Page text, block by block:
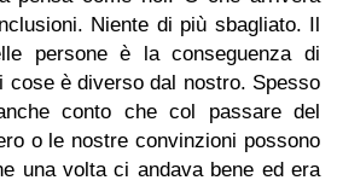
Niente di più sbagliato. Il
persone è la conseguenza di
cose è diverso dal nostro. Spesso
conto che col passare del
o le nostre convinzioni possono
una volta ci andava bene ed era